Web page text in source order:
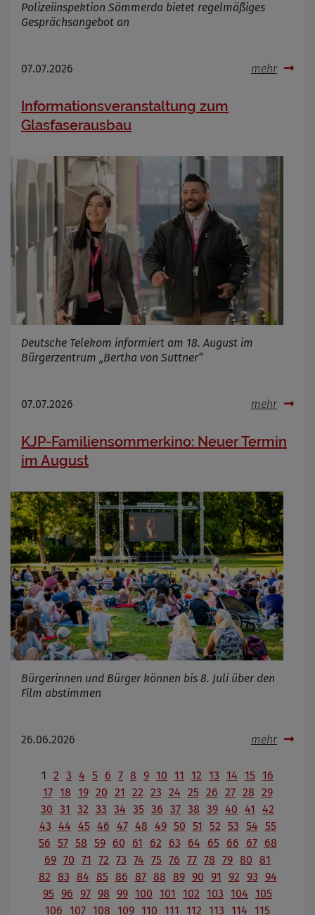
Polizeiinspektion Sömmerda bietet regelmäßiges
Gesprächsangebot an
07.07.2026 mehr
Informationsveranstaltung zum
Glasfaserausbau
Deutsche Telekom informiert am 18. August im
Bürgerzentrum „Bertha von Suttner“
07.07.2026 mehr
KJP-Familiensommerkino: Neuer Termin
im August
Bürgerinnen und Bürger können bis 8. Juli über den
Film abstimmen
26.06.2026 mehr
1 2 3 4 5 6 7 8 9 10 11 12 13 14 15 16
17 18 19 20 21 22 23 24 25 26 27 28 29
30 31 32 33 34 35 36 37 38 39 40 41
42
43 44 45 46 47 48 49 50 51 52 53 54 55
56 57 58 59 60 61 62 63 64 65 66 67
68
69 70 71 72 73 74 75 76 77 78 79 80 81
82 83 84 85 86 87 88 89 90 91 92 93 94
95 96 97 98 99 100 101 102 103 104 105
106 107 108 109 110 111 112 113 114 115